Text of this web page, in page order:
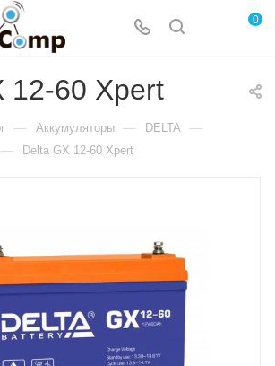
0
12-60 Xpert
— Аккумуляторы — DELTA —
— Delta GX 12-60 Xpert